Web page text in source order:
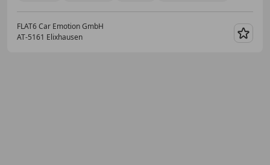
FLAT6 Car Emotion GmbH
AT-5161 Elixhausen